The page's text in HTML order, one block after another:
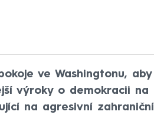
ve Washingtonu, aby
výroky o demokracii na
na agresivní zahraniční